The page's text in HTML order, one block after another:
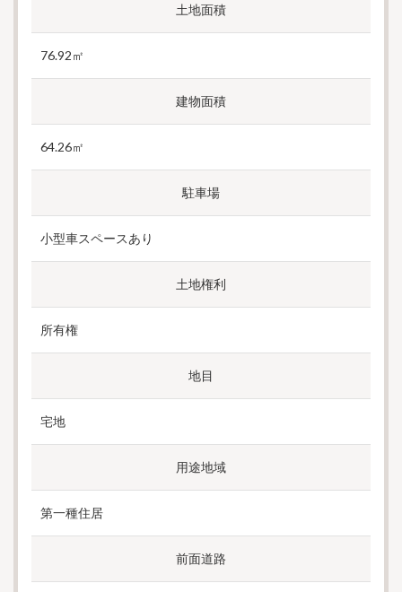
土地面積
76.92㎡
建物面積
64.26㎡
駐車場
小型車スペースあり
土地権利
所有権
地目
宅地
用途地域
第一種住居
前面道路